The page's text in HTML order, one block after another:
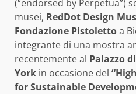
(“endorsed by Perpetua”)
musei, RedDot Design
Fondazione Pistolettoa
integrante di una mostra
recentemente al Palazzo
York in occasione del
for Sustainable